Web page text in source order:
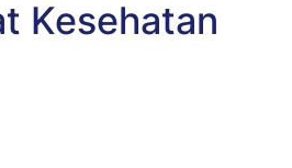
Kesehatan